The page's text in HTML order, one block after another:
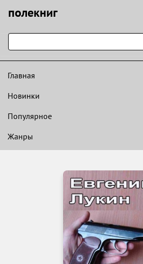
полекниг
Главная
Новинки
Популярное
Жанры